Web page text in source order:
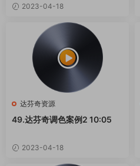
2023-04-18
达芬奇资源
49.达芬奇调色案例2 10:05
2023-04-18